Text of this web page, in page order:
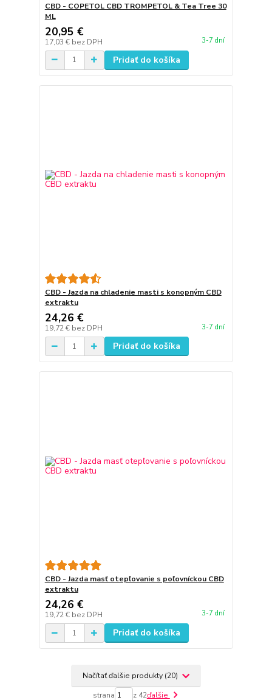
CBD - COPETOL CBD TROMPETOL & Tea Tree 30
ML
20,95 €
17,03 € bez DPH 3-7 dní
Pridať do košíka
CBD - Jazda na chladenie masti s konopným CBD
extraktu
24,26 €
19,72 € bez DPH 3-7 dní
Pridať do košíka
CBD - Jazda masť otepľovanie s poľovníckou CBD
extraktu
24,26 €
19,72 € bez DPH 3-7 dní
Pridať do košíka
Načítať ďalšie produkty (20)
strana z 42ďalšie